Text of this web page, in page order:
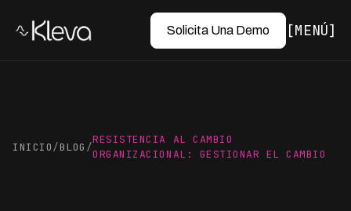
Solicita Una Demo MENÚ
INICIO/BLOG /
RESISTENCIA AL CAMBIO
ORGANIZACIONAL: GESTIONAR EL CAMBIO